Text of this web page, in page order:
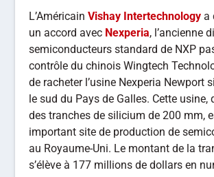
L’AméricainVishay Intertechnology a
un accord avec Nexperia, l’ancienne
semiconducteurs standard de NXP
contrôle du chinois Wingtech
de racheter l’usine Nexperia Newport
le sud du Pays de Galles. Cette usine,
des tranches de silicium de 200 mm,
important site de production de
au Royaume-Uni. Le montant de la
s’élève à 177 millions de dollars en